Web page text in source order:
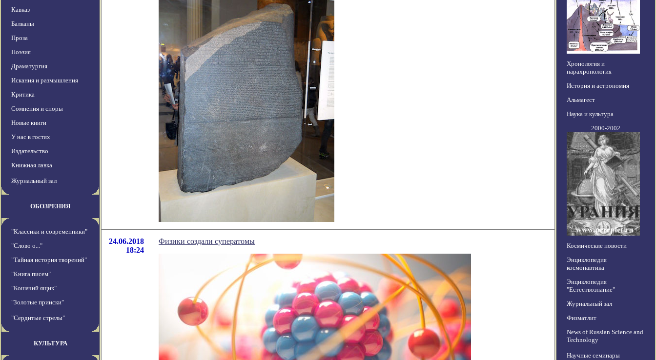
Кавказ
Балканы
Проза
Поэзия
Драматургия
Искания и размышления
Критика
Сомнения и споры
Новые книги
У нас в гостях
Издательство
Книжная лавка
Журнальный зал
ОБОЗРЕНИЯ
"Классики и современники"
"Слово о..."
"Тайная история творений"
"Книга писем"
"Кошачий ящик"
"Золотые прииски"
"Сердитые стрелы"
КУЛЬТУРА
24.06.2018
18:24
Физики создали суператомы
Хронология и
парахронология
История и астрономия
Альмагест
Наука и культура
2000-2002
Космические новости
Энциклопедия
космонавтика
Энциклопедия
"Естествознание"
Журнальный зал
Физматлит
News of Russian Science and
Technology
Научные семинары